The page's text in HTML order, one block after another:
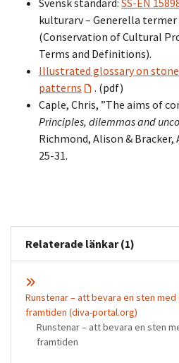
kulturarv – Generella
(Conservation of Cultural
Terms and Definitions).
Illustrated glossary on
patterns
. (pdf)
Caple, Chris, ”The aims of
Principles, dilemmas and
Richmond, Alison & Bracker,
25-31.
Relaterade länkar (1)
Runstenar – att bevara en sten
framtiden (diva-portal.org)
Runstenar – att bevara en sten
framtiden